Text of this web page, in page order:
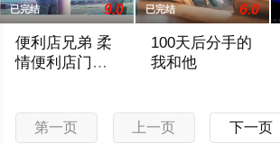
已完结 9.0
便利店兄弟 柔
情便利店门司
已完结 6.0
100天后分手的
我和他
第一页 上一页 下一页